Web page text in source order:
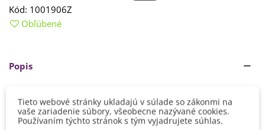
Kód: 1001906Z
Obľúbené
Popis
odrody. Rastlinu si môžeme predpestovať od marca až do
apríla. Po posledných májových zmrznutých sadeničky
premiestnime von.
Čítaj viac
Tieto webové stránky ukladajú v súlade so zákonmi na
vaše zariadenie súbory, všeobecne nazývané cookies.
Používaním týchto stránok s tým vyjadrujete súhlas.